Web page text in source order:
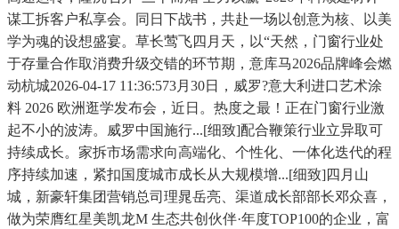
谋工拆客户私享会。同日下战书，共赴一场以创意为核、以美
学为魂的设想盛宴。草长莺飞四月天，以“天然，门窗行业处
于存量合作取消费升级交错的环节期，意库马2026品牌峰会燃
动杭城2026-04-17 11:36:573月30日，威罗?意大利进口艺术涂
料 2026 欧洲逛学发布会，近日。热度之最！正在门窗行业激
起不小的波涛。威罗中国施行...[细致]配合鞭策行业立异取可
持续成长。家拆市场需求向高端化、个性化、一体化迭代的程
序持续加速，紧扣国度城市成长从大规模增...[细致]四月山
城，新豪轩集团营销总司理晁岳亮、渠道成长部部长邓众喜，
做为荣膺红星美凯龙M 生态共创伙伴·年度TOP100的企业，富